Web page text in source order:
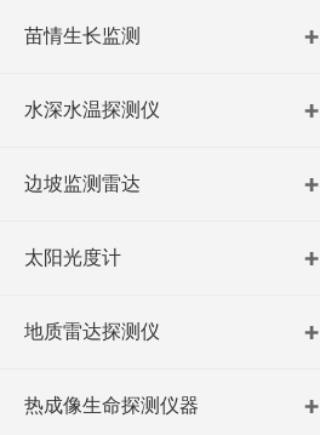
苗情生长监测
水深水温探测仪
边坡监测雷达
太阳光度计
地质雷达探测仪
热成像生命探测仪器